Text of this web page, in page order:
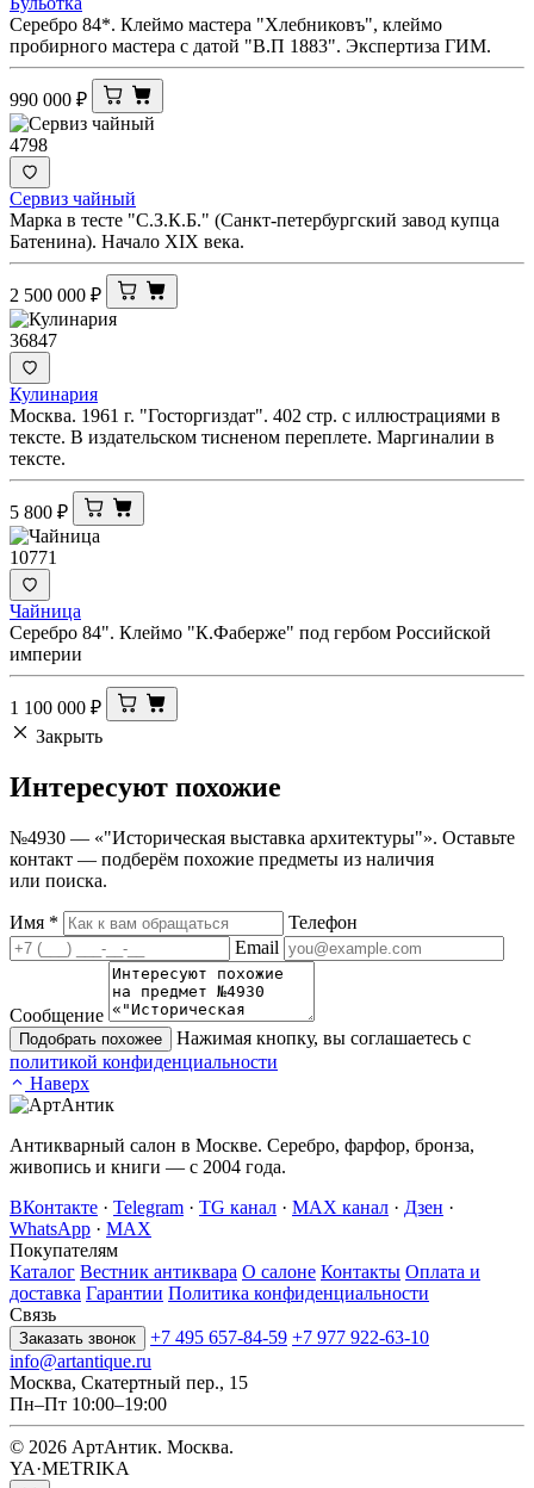
Серебро 84*. Клеймо мастера "Хлебниковъ", клеймо
пробирного мастера с датой "В.П 1883". Экспертиза ГИМ.
990 000 ₽
4798
Сервиз чайный
Марка в тесте "С.З.К.Б." (Санкт-петербургский завод купца
Батенина). Начало XIX века.
2 500 000 ₽
36847
Кулинария
Москва. 1961 г. "Госторгиздат". 402 стр. с иллюстрациями в
тексте. В издательском тисненом переплете. Маргиналии в
тексте.
5 800 ₽
10771
Чайница
Серебро 84". Клеймо "К.Фаберже" под гербом Российской
империи
1 100 000 ₽
Закрыть
Интересуют похожие
№4930 — «"Историческая выставка архитектуры"». Оставьте
контакт — подберём похожие предметы из наличия
или поиска.
Имя *
Телефон
Email
Сообщение
Подобрать похожее
Нажимая кнопку, вы соглашаетесь с
политикой конфиденциальности
Наверх
Антикварный салон в Москве. Серебро, фарфор, бронза,
живопись и книги — с 2004 года.
ВКонтакте · Telegram · TG канал · MAX канал · Дзен ·
WhatsApp · MAX
Покупателям
Каталог Вестник антиквара О салоне Контакты Оплата и
доставка Гарантии Политика конфиденциальности
Связь
Заказать звонок +7 495 657-84-59 +7 977 922-63-10
info@artantique.ru
Москва, Скатертный пер., 15
Пн–Пт 10:00–19:00
© 2026 АртАнтик. Москва.
YA·METRIKA